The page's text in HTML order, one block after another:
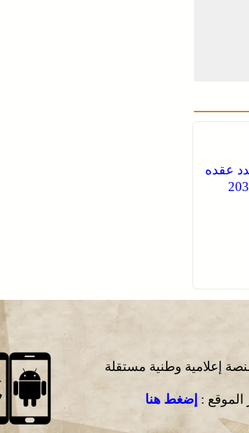
عقده
إعلامية وطنية مستقلة
الموقع : إضغط هنا